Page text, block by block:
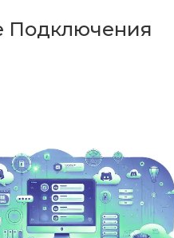
Подключения